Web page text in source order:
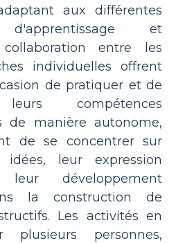
aux différentes
d'apprentissage et
entre les
individuelles offrent
de pratiquer et de
compétences
de manière autonome,
de se concentrer sur
idées, leur expression
développement
la construction de
Les activités en
plusieurs personnes,